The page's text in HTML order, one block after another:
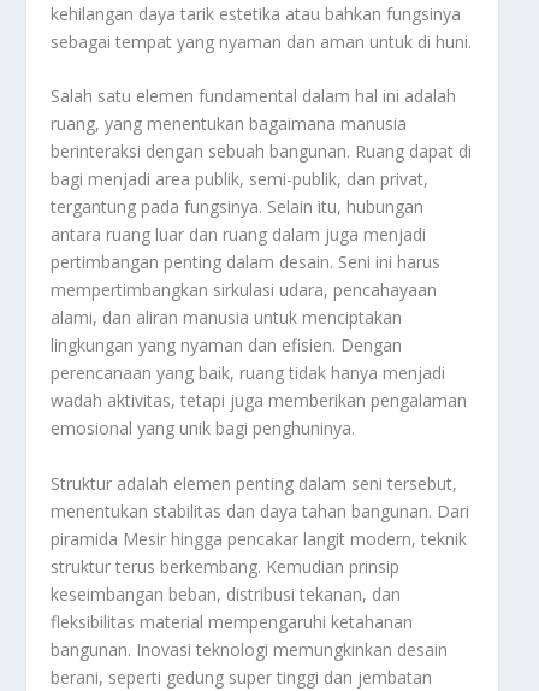
kehilangan daya tarik estetika atau bahkan fungsinya
sebagai tempat yang nyaman dan aman untuk di huni.
Salah satu elemen fundamental dalam hal ini adalah
ruang, yang menentukan bagaimana manusia
berinteraksi dengan sebuah bangunan. Ruang dapat di
bagi menjadi area publik, semi-publik, dan privat,
tergantung pada fungsinya. Selain itu, hubungan
antara ruang luar dan ruang dalam juga menjadi
pertimbangan penting dalam desain. Seni ini harus
mempertimbangkan sirkulasi udara, pencahayaan
alami, dan aliran manusia untuk menciptakan
lingkungan yang nyaman dan efisien. Dengan
perencanaan yang baik, ruang tidak hanya menjadi
wadah aktivitas, tetapi juga memberikan pengalaman
emosional yang unik bagi penghuninya.
Struktur adalah elemen penting dalam seni tersebut,
menentukan stabilitas dan daya tahan bangunan. Dari
piramida Mesir hingga pencakar langit modern, teknik
struktur terus berkembang. Kemudian prinsip
keseimbangan beban, distribusi tekanan, dan
fleksibilitas material mempengaruhi ketahanan
bangunan. Inovasi teknologi memungkinkan desain
berani, seperti gedung super tinggi dan jembatan